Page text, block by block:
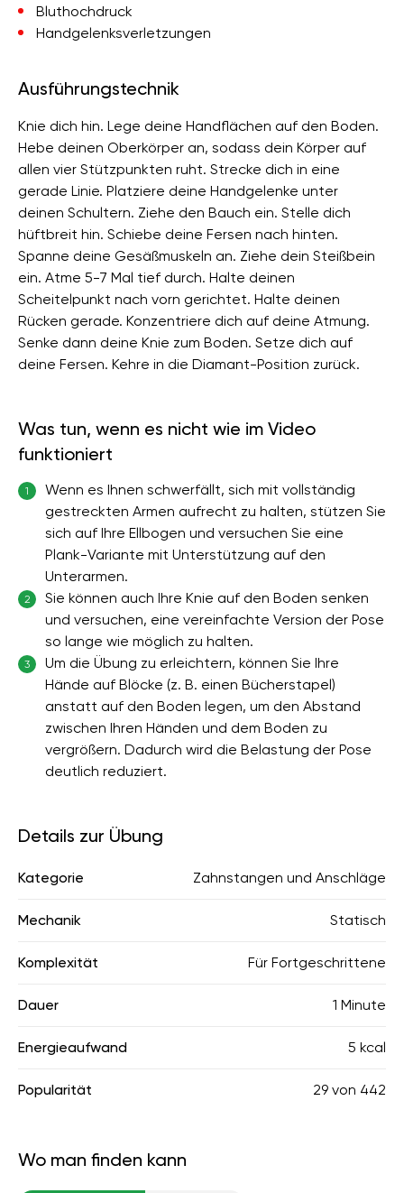
Bluthochdruck
Handgelenksverletzungen
Ausführungstechnik
Knie dich hin. Lege deine Handflächen auf den Boden.
Hebe deinen Oberkörper an, sodass dein Körper auf
allen vier Stützpunkten ruht. Strecke dich in eine
gerade Linie. Platziere deine Handgelenke unter
deinen Schultern. Ziehe den Bauch ein. Stelle dich
hüftbreit hin. Schiebe deine Fersen nach hinten.
Spanne deine Gesäßmuskeln an. Ziehe dein Steißbein
ein. Atme 5-7 Mal tief durch. Halte deinen
Scheitelpunkt nach vorn gerichtet. Halte deinen
Rücken gerade. Konzentriere dich auf deine Atmung.
Senke dann deine Knie zum Boden. Setze dich auf
deine Fersen. Kehre in die Diamant-Position zurück.
Was tun, wenn es nicht wie im Video
funktioniert
1
Wenn es Ihnen schwerfällt, sich mit vollständig
gestreckten Armen aufrecht zu halten, stützen Sie
sich auf Ihre Ellbogen und versuchen Sie eine
Plank-Variante mit Unterstützung auf den
Unterarmen.
2
Sie können auch Ihre Knie auf den Boden senken
und versuchen, eine vereinfachte Version der Pose
so lange wie möglich zu halten.
3
Um die Übung zu erleichtern, können Sie Ihre
Hände auf Blöcke (z. B. einen Bücherstapel)
anstatt auf den Boden legen, um den Abstand
zwischen Ihren Händen und dem Boden zu
vergrößern. Dadurch wird die Belastung der Pose
deutlich reduziert.
Details zur Übung
Kategorie Zahnstangen und Anschläge
Mechanik Statisch
Komplexität Für Fortgeschrittene
Dauer 1 Minute
Energieaufwand 5 kcal
Popularität 29 von 442
Wo man finden kann